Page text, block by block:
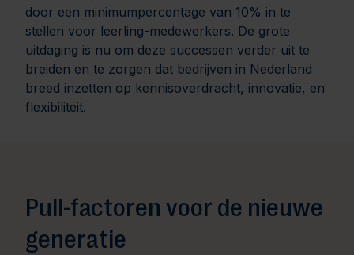
door een minimumpercentage van 10% in te
stellen voor leerling-medewerkers. De grote
uitdaging is nu om deze successen verder uit te
breiden en te zorgen dat bedrijven in Nederland
breed inzetten op kennisoverdracht, innovatie, en
flexibiliteit.
Pull-factoren voor de nieuwe
generatie